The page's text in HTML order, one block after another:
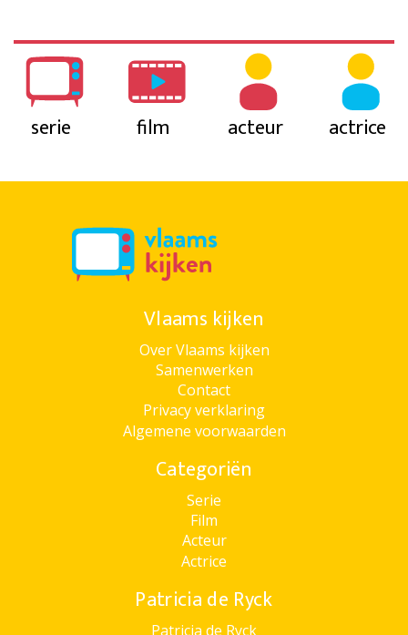
serie film acteur actrice
Vlaams kijken
Over Vlaams kijken
Samenwerken
Contact
Privacy verklaring
Algemene voorwaarden
Categoriën
Serie
Film
Acteur
Actrice
Patricia de Ryck
Patricia de Ryck